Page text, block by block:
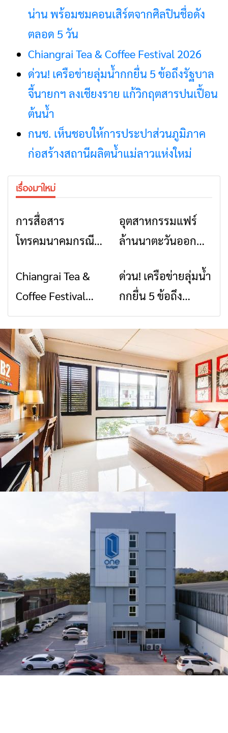
น่าน พร้อมชมคอนเสิร์ตจากศิลปินชื่อดัง
ตลอด 5 วัน
Chiangrai Tea & Coffee Festival 2026
ด่วน! เครือข่ายลุ่มน้ำกกยื่น 5 ข้อถึงรัฐบาล
จี้นายกฯ ลงเชียงราย แก้วิกฤตสารปนเปื้อน
ต้นน้ำ
กนช. เห็นชอบให้การประปาส่วนภูมิภาค
ก่อสร้างสถานีผลิตน้ำแม่ลาวแห่งใหม่
เรื่องมาใหม่
การสื่อสาร
โทรคมนาคมกรณีภัย
สัญญาณขาด การ
สื่อสารต้องไม่หยุด
ข่าวเชียงราย
อุตสาหกรรมแฟร์
ล้านนาตะวันออก
สินค้าเด่น และเสน่ห์
วัฒนธรรมจาก 4
จังหวัด เชียงราย
พะเยา แพร่ และ
น่าน พร้อมชม
คอนเสิร์ตจากศิลปิน
ชื่อดังตลอด 5 วัน
ข่าวเชียงราย
Chiangrai Tea &
Coffee Festival
2026
ข่าวเชียงราย
ด่วน! เครือข่ายลุ่มน้ำ
กกยื่น 5 ข้อถึง
รัฐบาล จี้นายกฯ ลง
เชียงราย แก้วิกฤต
สารปนเปื้อนต้นน้ำ